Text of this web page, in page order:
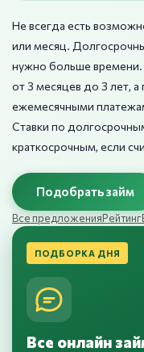
Не всегда есть
или месяц.
нужно больше времени.
от 3 месяцев до 3 лет,
ежемесячными
Ставки по
краткосрочным, если
Подобрать займ
Все предложенияРейтинг
ПОДБОРКА ДНЯ
Все онлайн